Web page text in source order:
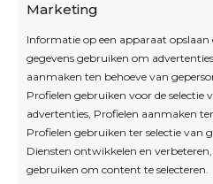
Marketing
Informatie op een apparaat opslaan
gegevens gebruiken om
aanmaken ten behoeve van
Profielen gebruiken voor de selectie
advertenties, Profielen aanmaken
Profielen gebruiken ter selectie van
Diensten ontwikkelen en
gebruiken om content te selecteren.
Blijf op de hoogte
Interesse in leuke kadotips
Laat dan hier je mailadres